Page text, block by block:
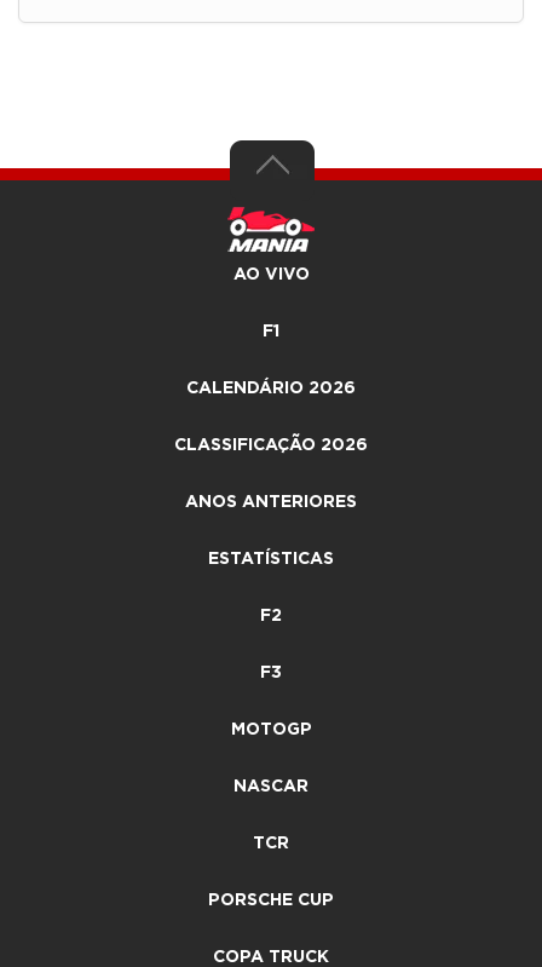
AO VIVO
F1
CALENDÁRIO 2026
CLASSIFICAÇÃO 2026
ANOS ANTERIORES
ESTATÍSTICAS
F2
F3
MOTOGP
NASCAR
TCR
PORSCHE CUP
COPA TRUCK